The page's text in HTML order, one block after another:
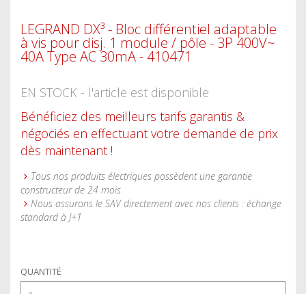
LEGRAND DX³ - Bloc différentiel adaptable
à vis pour disj. 1 module / pôle - 3P 400V~
40A Type AC 30mA - 410471
EN STOCK - l'article est disponible
Bénéficiez des meilleurs tarifs garantis &
négociés en effectuant votre demande de prix
dès maintenant !
Tous nos produits électriques possèdent une garantie
constructeur de 24 mois
Nous assurons le SAV directement avec nos clients : échange
standard à J+1
QUANTITÉ